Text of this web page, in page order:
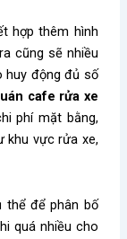
hợp thêm hình
cũng sẽ nhiều
huy động đủ số
cafe rửa xe
phí mặt bằng,
khu vực rửa xe,
thể để phân bố
quá nhiều cho